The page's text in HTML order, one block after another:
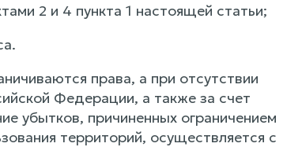
2 и 4 пункта 1 настоящей статьи;
права, а при отсутствии
Федерации, а также за счет
убытков, причиненных ограничением
территорий, осуществляется с